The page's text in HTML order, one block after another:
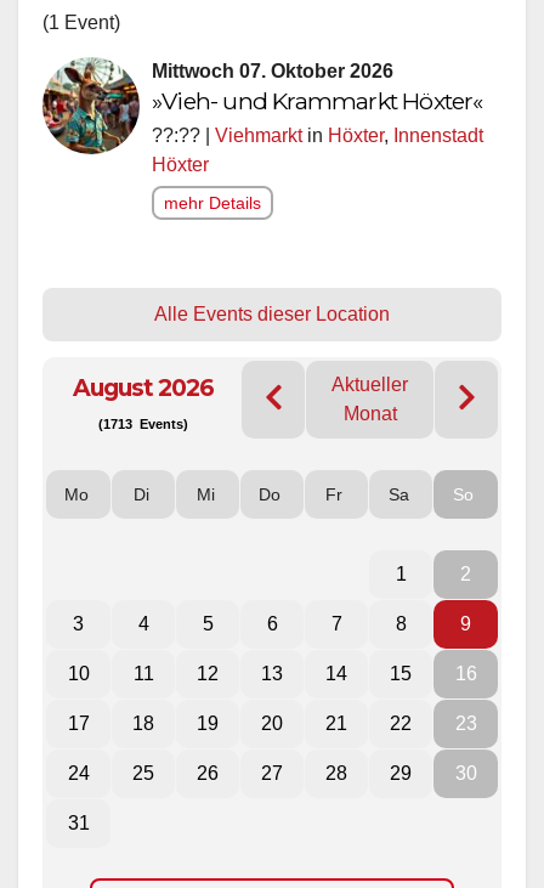
(1 Event)
Mittwoch 07. Oktober 2026
»Vieh- und Krammarkt Höxter«
??:?? | Viehmarktin Höxter, Innenstadt
Höxter
mehr Details
Alle Events dieser Location
August 2026
(1713 Events)
Aktueller
Monat
Mo Di Mi Do Fr Sa So
1 2
3 4 5 6 7 8 9
10 11 12 13 14 15 16
17 18 19 20 21 22 23
24 25 26 27 28 29 30
31